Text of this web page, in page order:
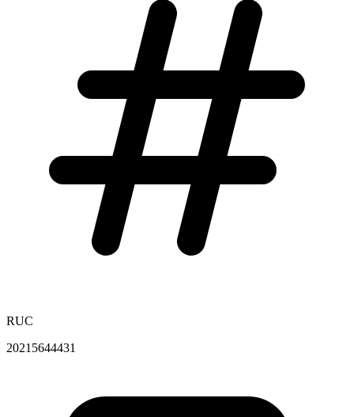
RUC
20215644431